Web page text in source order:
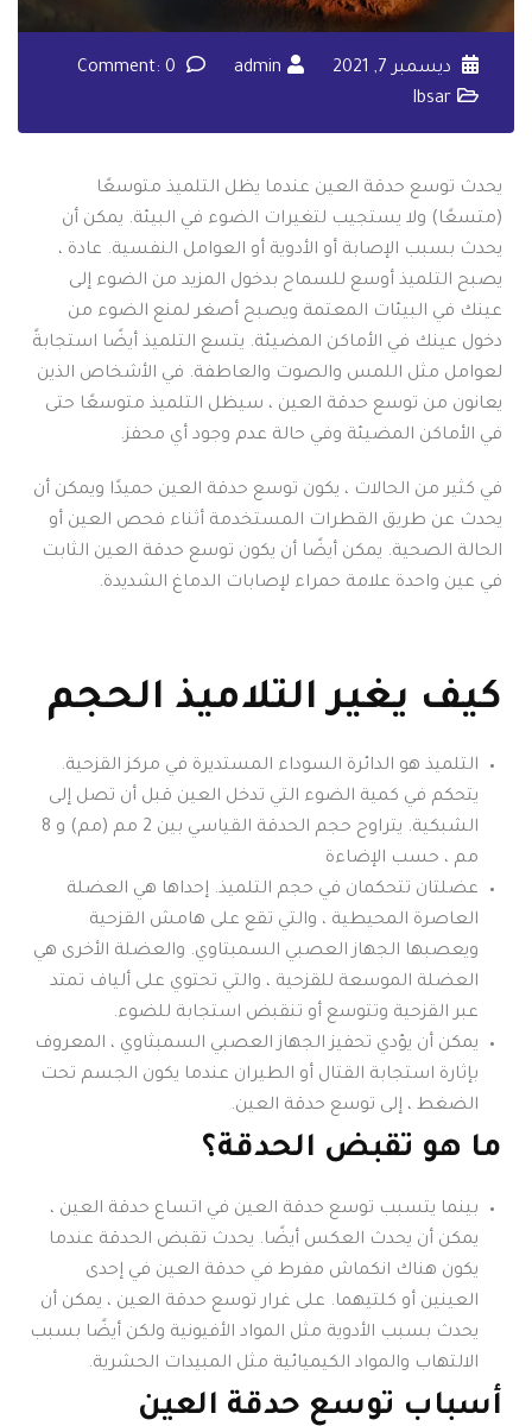
ديسمبر 7, 2021 admin
Ibsar
يحدث توسع حدقة العين عندما يظل التلميذ متوسعًا
(متسعًا) ولا يستجيب لتغيرات الضوء في البيئة. يمكن أن
يحدث بسبب الإصابة أو الأدوية أو العوامل النفسية. عادة ،
يصبح التلميذ أوسع للسماح بدخول المزيد من الضوء إلى
عينك في البيئات المعتمة ويصبح أصغر لمنع الضوء من
دخول عينك في الأماكن المضيئة. يتسع التلميذ أيضًا استجابةً
لعوامل مثل اللمس والصوت والعاطفة. في الأشخاص الذين
يعانون من توسع حدقة العين ، سيظل التلميذ متوسعًا حتى
في الأماكن المضيئة وفي حالة عدم وجود أي محفز.
في كثير من الحالات ، يكون توسع حدقة العين حميدًا ويمكن أن
يحدث عن طريق القطرات المستخدمة أثناء فحص العين أو
الحالة الصحية. يمكن أيضًا أن يكون توسع حدقة العين الثابت
في عين واحدة علامة حمراء لإصابات الدماغ الشديدة.
كيف يغير التلاميذ الحجم
التلميذ هو الدائرة السوداء المستديرة في مركز القزحية.
يتحكم في كمية الضوء التي تدخل العين قبل أن تصل إلى
الشبكية. يتراوح حجم الحدقة القياسي بين 2 مم (مم) و 8
مم ، حسب الإضاءة
عضلتان تتحكمان في حجم التلميذ. إحداها هي العضلة
العاصرة المحيطية ، والتي تقع على هامش القزحية
ويعصبها الجهاز العصبي السمبتاوي. والعضلة الأخرى هي
العضلة الموسعة للقزحية ، والتي تحتوي على ألياف تمتد
عبر القزحية وتتوسع أو تنقبض استجابة للضوء.
يمكن أن يؤدي تحفيز الجهاز العصبي السمبثاوي ، المعروف
بإثارة استجابة القتال أو الطيران عندما يكون الجسم تحت
الضغط ، إلى توسع حدقة العين.
ما هو تقبض الحدقة؟
بينما يتسبب توسع حدقة العين في اتساع حدقة العين ،
يمكن أن يحدث العكس أيضًا. يحدث تقبض الحدقة عندما
يكون هناك انكماش مفرط في حدقة العين في إحدى
العينين أو كلتيهما. على غرار توسع حدقة العين ، يمكن أن
يحدث بسبب الأدوية مثل المواد الأفيونية ولكن أيضًا بسبب
الالتهاب والمواد الكيميائية مثل المبيدات الحشرية.
أسباب توسع حدقة العين